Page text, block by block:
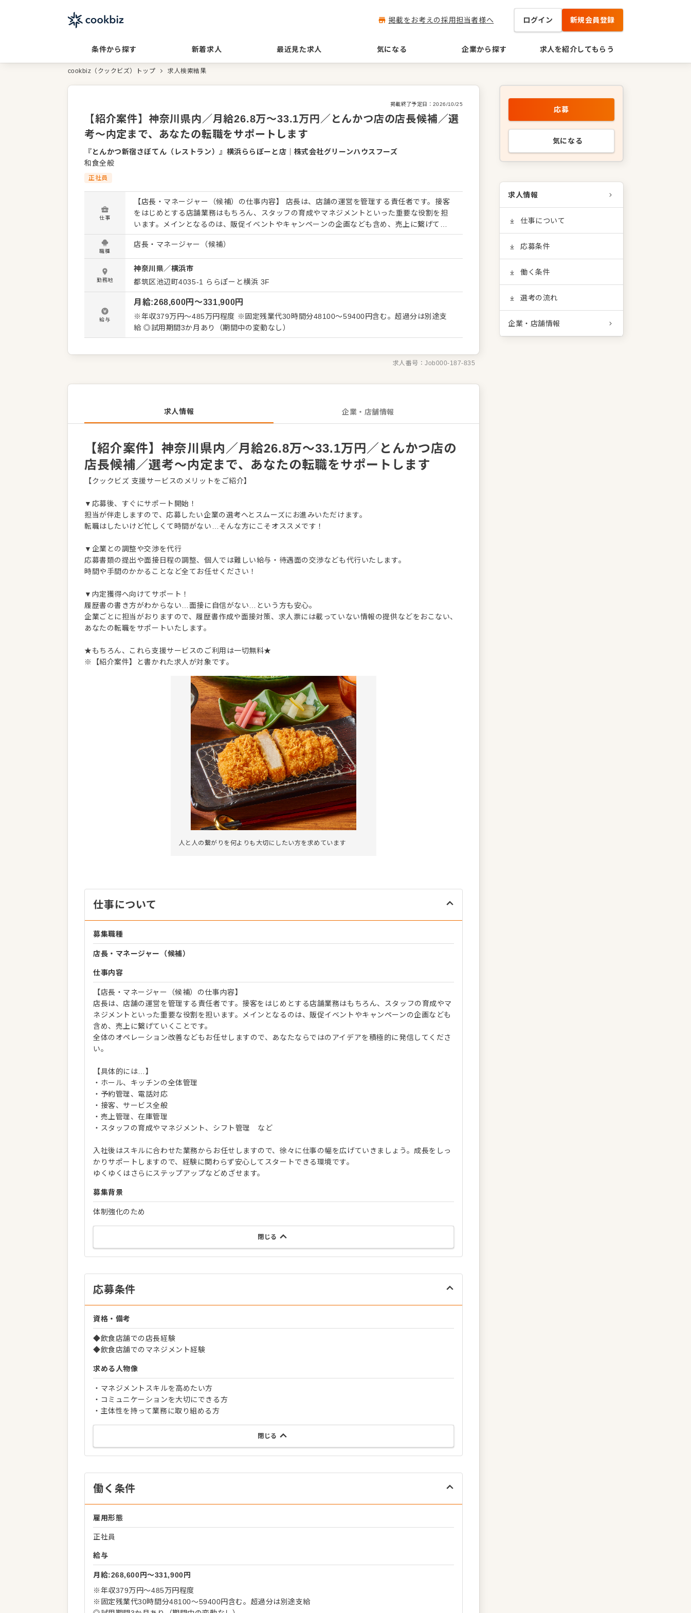
掲載をお考えの採用担当者様へ ログイン 新規会員登録
条件から探す 新着求人 最近見た求人 気になる 企業から探す 求人を紹介してもらう
cookbiz（クックビズ）トップ 求人検索結果
掲載終了予定日： 2026/10/25
【紹介案件】神奈川県内／月給26.8万～33.1万円／とんかつ店の店長候補／選
考～内定まで、あなたの転職をサポートします
『とんかつ新宿さぼてん（レストラン）』横浜ららぽーと店
株式会社グリーンハウスフーズ
和食全般
正社員
仕事
【店長・マネージャー（候補）の仕事内容】 店長は、店舗の運営を管理する責任者です。接客
をはじめとする店舗業務はもちろん、スタッフの育成やマネジメントといった重要な役割を担
います。メインとなるのは、販促イベントやキャンペーンの企画なども含め、売上に繋げてい
くことです。 全体のオペレーション改善などもお任せしますので、あなたならではのアイデア
を積極的に発信してください。 【具体的には…】 ・ホール、キッチンの全体管理 ・予約管
理、電話対応 ・接客、サービス全般 ・売上管理、在庫管理 ・スタッフの育成やマネジメン
ト、シフト管理 など 入社後はスキルに合わせた業務からお任せしますので、徐々に仕事の幅
を広げていきましょう。成長をしっかりサポートしますので、経験に関わらず安心してスター
トできる環境です。 ゆくゆくはさらにステップアップなどめざせます。
職種
店長・マネージャー（候補）
勤務地
神奈川県／横浜市
都筑区池辺町4035-1
ららぽーと横浜 3F
給与
月給:268,600円〜331,900円
※年収379万円～485万円程度 ※固定残業代30時間分48100～59400円含む。超過分は別途支
給 ◎試用期間3か月あり（期間中の変動なし）
求人番号：Job000-187-835
求人情報 企業・店舗情報
【紹介案件】神奈川県内／月給26.8万～33.1万円／とんかつ店の
店長候補／選考～内定まで、あなたの転職をサポートします
【クックビズ 支援サービスのメリットをご紹介】
▼応募後、すぐにサポート開始！
担当が伴走しますので、応募したい企業の選考へとスムーズにお進みいただけます。
転職はしたいけど忙しくて時間がない…そんな方にこそオススメです！
▼企業との調整や交渉を代行
応募書類の提出や面接日程の調整、個人では難しい給与・待遇面の交渉なども代行いたします。
時間や手間のかかることなど全てお任せください！
▼内定獲得へ向けてサポート！
履歴書の書き方がわからない…面接に自信がない…という方も安心。
企業ごとに担当がおりますので、履歴書作成や面接対策、求人票には載っていない情報の提供などをおこない、
あなたの転職をサポートいたします。
★もちろん、これら支援サービスのご利用は一切無料★
※【紹介案件】と書かれた求人が対象です。
人と人の繋がりを何よりも大切にしたい方を求めています
仕事について
募集職種
店長・マネージャー（候補）
仕事内容
【店長・マネージャー（候補）の仕事内容】
店長は、店舗の運営を管理する責任者です。接客をはじめとする店舗業務はもちろん、スタッフの育成やマ
ネジメントといった重要な役割を担います。メインとなるのは、販促イベントやキャンペーンの企画なども
含め、売上に繋げていくことです。
全体のオペレーション改善などもお任せしますので、あなたならではのアイデアを積極的に発信してくださ
い。
【具体的には…】
・ホール、キッチンの全体管理
・予約管理、電話対応
・接客、サービス全般
・売上管理、在庫管理
・スタッフの育成やマネジメント、シフト管理 など
入社後はスキルに合わせた業務からお任せしますので、徐々に仕事の幅を広げていきましょう。成長をしっ
かりサポートしますので、経験に関わらず安心してスタートできる環境です。
ゆくゆくはさらにステップアップなどめざせます。
募集背景
体制強化のため
閉じる
応募条件
資格・備考
◆飲食店舗での店長経験
◆飲食店舗でのマネジメント経験
求める人物像
・マネジメントスキルを高めたい方
・コミュニケーションを大切にできる方
・主体性を持って業務に取り組める方
閉じる
働く条件
雇用形態
正社員
給与
月給:268,600円〜331,900円
※年収379万円～485万円程度
※固定残業代30時間分48100～59400円含む。超過分は別途支給
応募
気になる
求人情報
仕事について
応募条件
働く条件
選考の流れ
企業・店舗情報